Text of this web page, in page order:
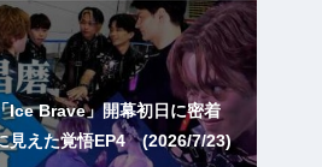
Ice Brave」開幕初日に密着
見えた覚悟EP4 (2026/7/23)